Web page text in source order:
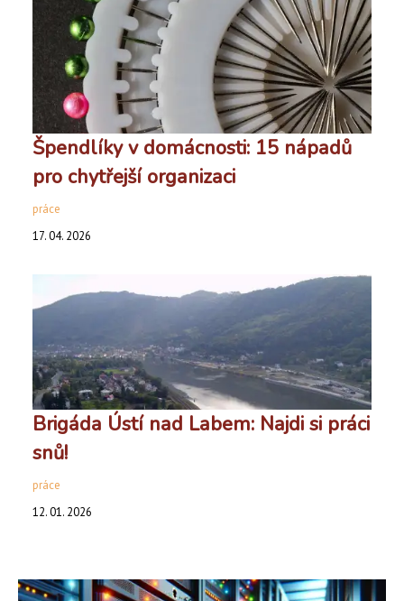
Špendlíky v domácnosti: 15 nápadů
pro chytřejší organizaci
práce
17. 04. 2026
Brigáda Ústí nad Labem: Najdi si práci
snů!
práce
12. 01. 2026